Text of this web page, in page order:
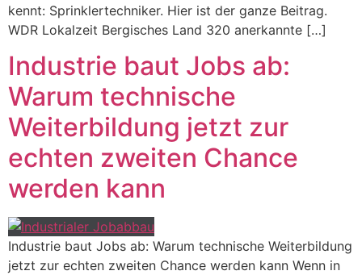
kennt: Sprinklertechniker. Hier ist der ganze Beitrag.
WDR Lokalzeit Bergisches Land 320 anerkannte […]
Industrie baut Jobs ab:
Warum technische
Weiterbildung jetzt zur
echten zweiten Chance
werden kann
Industrie baut Jobs ab: Warum technische Weiterbildung
jetzt zur echten zweiten Chance werden kann Wenn in